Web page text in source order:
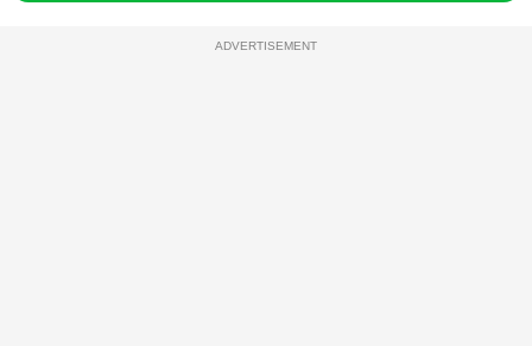
ADVERTISEMENT